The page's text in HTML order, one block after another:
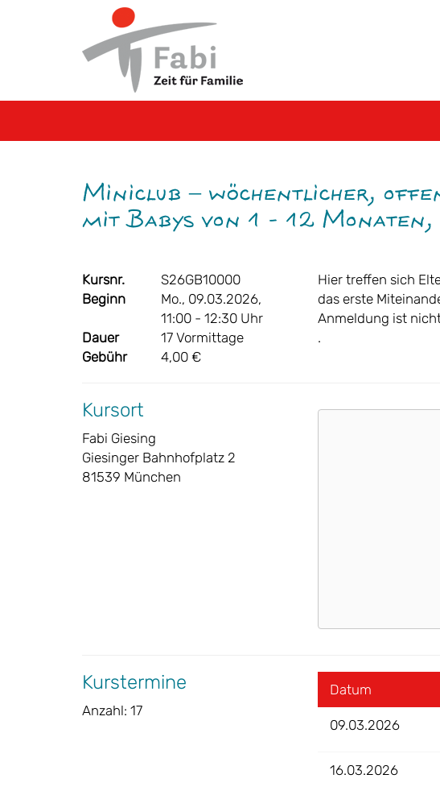
Miniclub – wöchentlicher,
mit Babys von 1 - 12
Kursnr.
S26GB10000
Beginn
Mo., 09.03.2026,
11:00 - 12:30 Uhr
Dauer
17 Vormittage
Gebühr
4,00 €
Hier treffen sich
das erste
Anmeldung ist
.
Kursort
Fabi Giesing
Giesinger Bahnhofplatz 2
81539 München
Kurstermine
Anzahl: 17
Datum
09.03.2026
16.03.2026